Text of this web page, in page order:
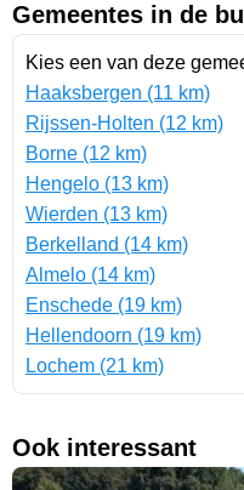
Gemeentes in de
Kies een van deze
Haaksbergen (11 km)
Rijssen-Holten (12 km)
Borne (12 km)
Hengelo (13 km)
Wierden (13 km)
Berkelland (14 km)
Almelo (14 km)
Enschede (19 km)
Hellendoorn (19 km)
Lochem (21 km)
Ook interessant